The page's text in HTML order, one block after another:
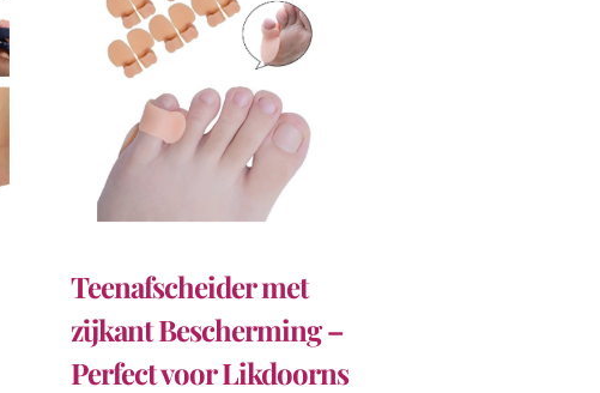
Teenafscheider met
zijkant Bescherming –
Perfect voor Likdoorns